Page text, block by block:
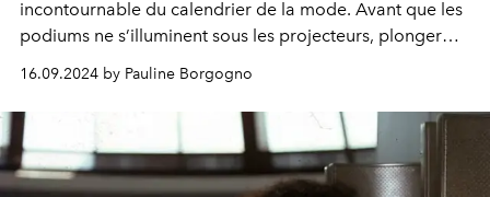
incontournable du calendrier de la mode. Avant que les
podiums ne s’illuminent sous les projecteurs, plonger
légendaires est une excellente manière de s’immerger
dans l’ambiance unique de cet événement. Voici cinq
documentaires emblématiques à revoir pour mieux
comprendre l'essence du monde de la mode.
16.09.2024 by Pauline Borgogno